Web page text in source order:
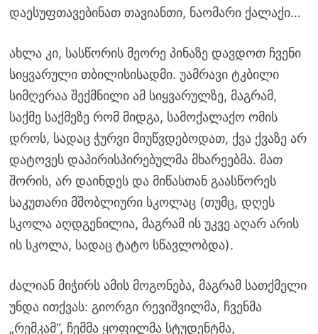
დაესუფთავებინათ თავიანთი, ნაომარი ქალაქი…
ახლა კი, სასწორის მეორე პინაზე დავდოთ ჩვენი
სიყვარული თბილისისადმი. უამრავი ტკბილი
სიმღერაა შექმნილი ამ სიყვარულზე, მაგრამ,
საქმე საქმეზე რომ მიდგა, სამოქალაქო ომის
დროს, სადაც ჭურვი მიუწვდებოდათ, ქვა ქვაზე არ
დატოვეს დაპირისპირებულმა მხარეებმა. მათ
შორის, არ დაინდეს და მიწასთან გაასწორეს
საკუთარი მშობლიური სკოლაც (თუმც, დღეს
სკოლა აღდგენილია, მაგრამ ის უკვე აღარ არის
ის სკოლა, სადაც ტატო სწავლობდა).
ძალიან მიჭირს ამის მოგონება, მაგრამ სათქმელი
უნდა ითქვას: გიორგი რევიშვილმა, ჩვენმა
„რემკამ“, ჩემმა ყოფილმა სტუდენტმა,